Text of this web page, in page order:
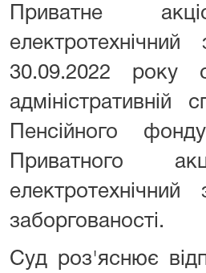
Приватне
30.09.2022 року
адміністративній
Пенсійного
Приватного
заборгованості.
Суд роз'яснює